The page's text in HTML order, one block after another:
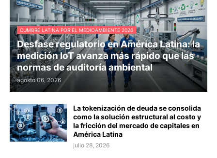
CUMBRE LATINA POR EL MEDIOAMBIENTE 2026
Desfase regulatorio en América Latina: la
medición IoT avanza más rápido que las
normas de auditoría ambiental
agosto 06, 2026
La tokenización de deuda se consolida
como la solución estructural al costo y
la fricción del mercado de capitales en
América Latina
julio 28, 2026